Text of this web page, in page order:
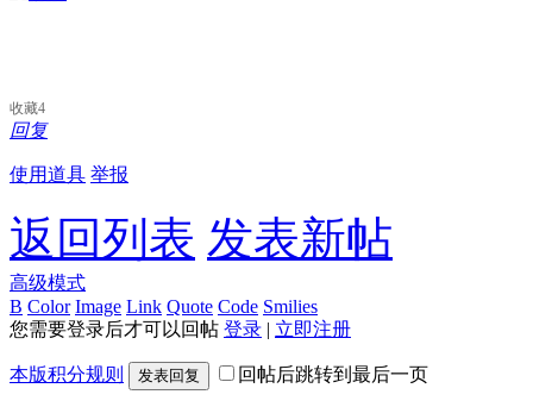
收藏4
回复
使用道具 举报
返回列表 发表新帖
高级模式
B Color Image Link Quote Code Smilies
您需要登录后才可以回帖 登录 | 立即注册
本版积分规则 发表回复 回帖后跳转到最后一页